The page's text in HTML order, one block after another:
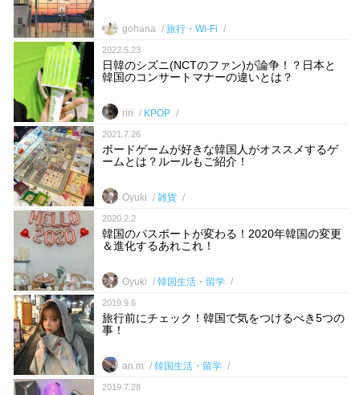
gohana 旅行・Wi-Fi
2022.5.23
日韓のシズニ(NCTのファン)が論争！？日本と
韓国のコンサートマナーの違いとは？
riri KPOP
2021.7.26
ボードゲームが好きな韓国人がオススメするゲ
ームとは？ルールもご紹介！
Oyuki 雑貨
2020.2.2
韓国のパスポートが変わる！2020年韓国の変更
＆進化するあれこれ！
Oyuki 韓国生活・留学
2019.9.6
旅行前にチェック！韓国で気をつけるべき5つの
事！
an.m 韓国生活・留学
2019.7.28